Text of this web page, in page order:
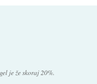
je že skoraj 20%.